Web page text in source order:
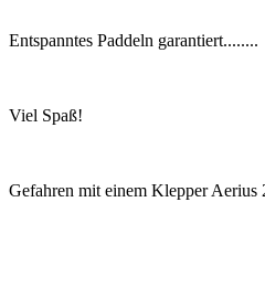
Entspanntes Paddeln garantiert........
Viel Spaß!
Gefahren mit einem Klepper Aerius